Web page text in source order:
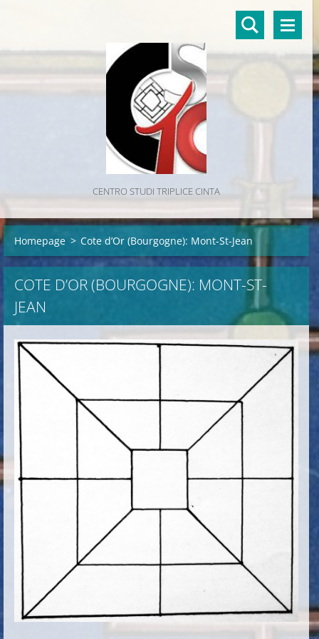
CENTRO STUDI TRIPLICE CINTA
Homepage > Cote d’Or (Bourgogne): Mont-St-Jean
COTE D’OR (BOURGOGNE): MONT-ST-
JEAN